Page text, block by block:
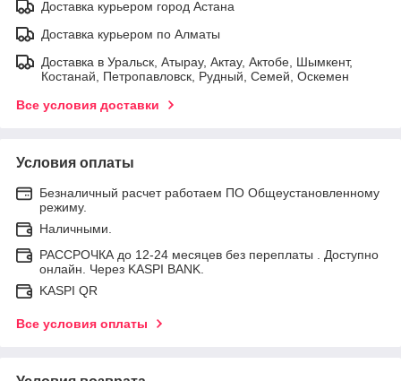
Доставка курьером город Астана
Доставка курьером по Алматы
Доставка в Уральск, Атырау, Актау, Актобе, Шымкент,
Костанай, Петропавловск, Рудный, Семей, Оскемен
Все условия доставки
Условия оплаты
Безналичный расчет работаем ПО Общеустановленному
режиму.
Наличными.
РАССРОЧКА до 12-24 месяцев без переплаты . Доступно
онлайн. Через KASPI BANK.
KASPI QR
Все условия оплаты